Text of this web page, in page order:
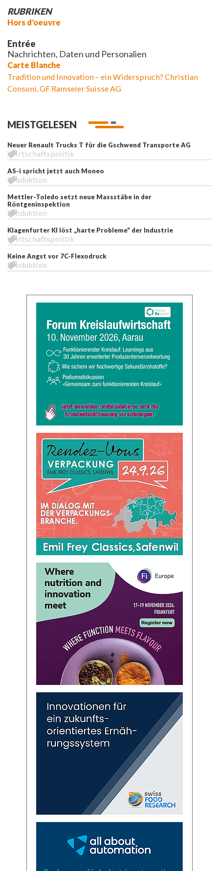
RUBRIKEN
Hors d'oeuvre
Entrée
Nachrichten, Daten und Personalien
Carte Blanche
Tradition und Innovation – ein Widerspruch?Christian
Consoni, GF Ramseier Suisse AG
MEISTGELESEN
Neuer Renault Trucks T für die Gschwend Transporte AG
Wirtschaftspolitik
AS-i spricht jetzt auch Moneo
Produktion
Mettler-Toledo setzt neue Massstäbe in der
Röntgeninspektion
Produktion
Klagenfurter KI löst „harte Probleme“ der Industrie
Wirtschaftspolitik
Keine Angst vor 7C-Flexodruck
Produktion